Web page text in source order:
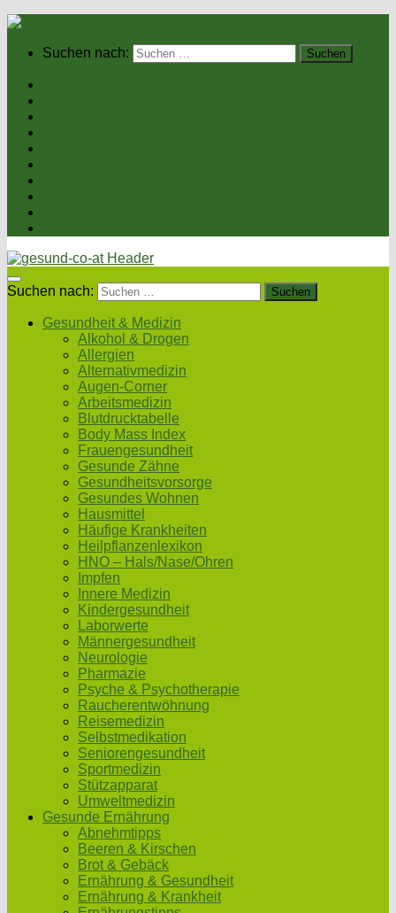
Suchen nach:
Suchen nach:
Gesundheit & Medizin
Alkohol & Drogen
Allergien
Alternativmedizin
Augen-Corner
Arbeitsmedizin
Blutdrucktabelle
Body Mass Index
Frauengesundheit
Gesunde Zähne
Gesundheitsvorsorge
Gesundes Wohnen
Hausmittel
Häufige Krankheiten
Heilpflanzenlexikon
HNO – Hals/Nase/Ohren
Impfen
Innere Medizin
Kindergesundheit
Laborwerte
Männergesundheit
Neurologie
Pharmazie
Psyche & Psychotherapie
Raucherentwöhnung
Reisemedizin
Selbstmedikation
Seniorengesundheit
Sportmedizin
Stützapparat
Umweltmedizin
Gesunde Ernährung
Abnehmtipps
Beeren & Kirschen
Brot & Gebäck
Ernährung & Gesundheit
Ernährung & Krankheit